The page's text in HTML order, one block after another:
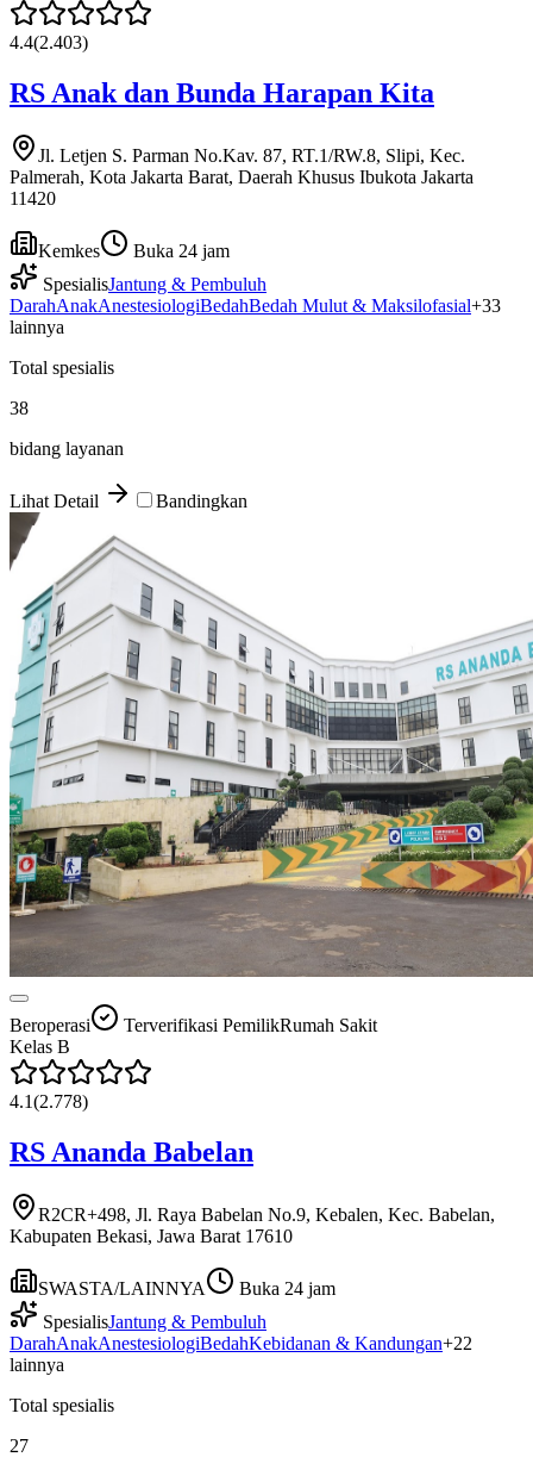
4.4(2.403)
RS Anak dan Bunda Harapan Kita
Jl. Letjen S. Parman No.Kav. 87, RT.1/RW.8, Slipi, Kec.
Palmerah, Kota Jakarta Barat, Daerah Khusus Ibukota Jakarta
11420
Kemkes
Buka 24 jam
SpesialisJantung & Pembuluh
DarahAnakAnestesiologiBedahBedah Mulut & Maksilofasial+33
lainnya
Total spesialis
38
bidang layanan
Lihat Detail Bandingkan
Beroperasi Terverifikasi PemilikRumah Sakit
Kelas B
4.1(2.778)
RS Ananda Babelan
R2CR+498, Jl. Raya Babelan No.9, Kebalen, Kec. Babelan,
Kabupaten Bekasi, Jawa Barat 17610
SWASTA/LAINNYA
Buka 24 jam
SpesialisJantung & Pembuluh
DarahAnakAnestesiologiBedahKebidanan & Kandungan+22
lainnya
Total spesialis
27